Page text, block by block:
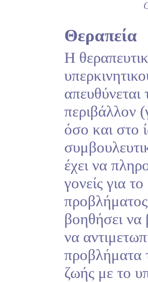
Θεραπεία
Η
περιβάλλον
όσο και στο
έχει να
γονείς για
βοηθήσει να
να
προβλήματα
ζωής με το